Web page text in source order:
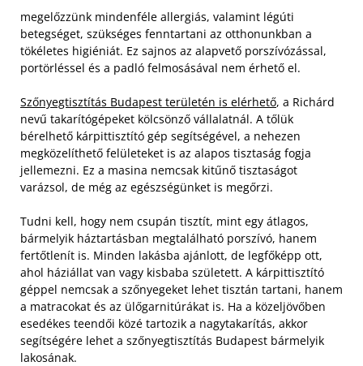
megelőzzünk mindenféle allergiás, valamint légúti
betegséget, szükséges fenntartani az otthonunkban a
tökéletes higiéniát. Ez sajnos az alapvető porszívózással,
portörléssel és a padló felmosásával nem érhető el.
Szőnyegtisztítás Budapest területén is elérhető, a Richárd
nevű takarítógépeket kölcsönző vállalatnál. A tőlük
bérelhető kárpittisztító gép segítségével, a nehezen
megközelíthető felületeket is az alapos tisztaság fogja
jellemezni. Ez a masina nemcsak kitűnő tisztaságot
varázsol, de még az egészségünket is megőrzi.
Tudni kell, hogy nem csupán tisztít, mint egy átlagos,
bármelyik háztartásban megtalálható porszívó, hanem
fertőtlenít is. Minden lakásba ajánlott, de legfőképp ott,
ahol háziállat van vagy kisbaba született. A kárpittisztító
géppel nemcsak a szőnyegeket lehet tisztán tartani, hanem
a matracokat és az ülőgarnitúrákat is. Ha a közeljövőben
esedékes teendői közé tartozik a nagytakarítás, akkor
segítségére lehet a szőnyegtisztítás Budapest bármelyik
lakosának.